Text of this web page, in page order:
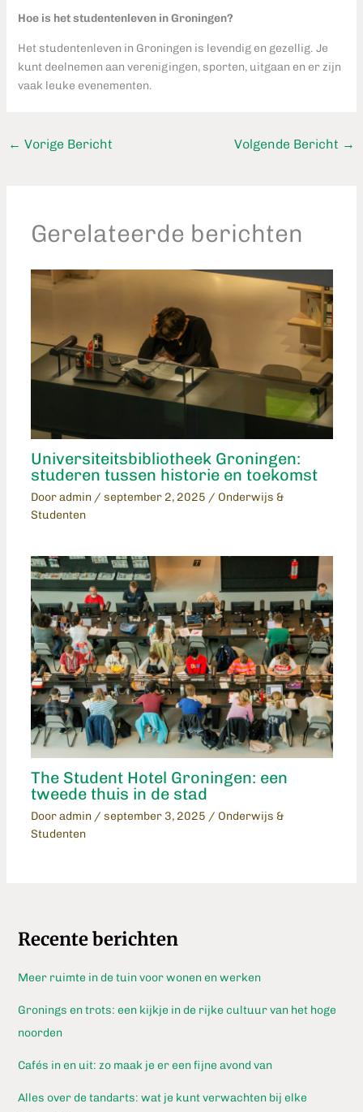
Hoe is het studentenleven in Groningen?
Het studentenleven in Groningen is levendig en gezellig. Je
kunt deelnemen aan verenigingen, sporten, uitgaan en er zijn
vaak leuke evenementen.
← Vorige Bericht Volgende Bericht →
Gerelateerde berichten
Universiteitsbibliotheek Groningen:
studeren tussen historie en toekomst
Door admin / september 2, 2025 / Onderwijs &
Studenten
The Student Hotel Groningen: een
tweede thuis in de stad
Door admin / september 3, 2025 / Onderwijs &
Studenten
Recente berichten
Meer ruimte in de tuin voor wonen en werken
Gronings en trots: een kijkje in de rijke cultuur van het hoge
noorden
Cafés in en uit: zo maak je er een fijne avond van
Alles over de tandarts: wat je kunt verwachten bij elke